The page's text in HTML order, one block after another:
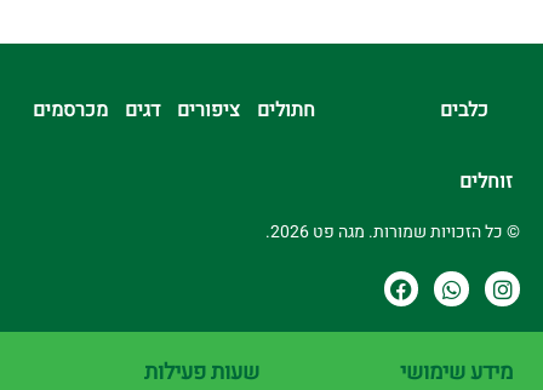
כלבים חתולים ציפורים דגים מכרסמים
זוחלים
© כל הזכויות שמורות. מגה פט 2026.
מידע שימושי שעות פעילות